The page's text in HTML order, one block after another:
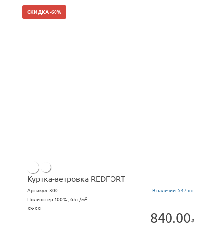
СКИДКА -60%
Куртка-ветровка REDFORT
Артикул:300 В наличии:547 шт.
Полиэстер 100% , 65 г/м2
XS-XXL
840.00